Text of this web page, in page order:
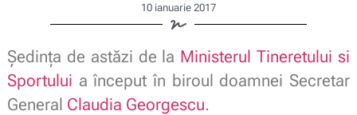
10 ianuarie 2017
Şedinţa de astăzi de la Ministerul Tineretului si
Sportului a început în biroul doamnei Secretar
General Claudia Georgescu.